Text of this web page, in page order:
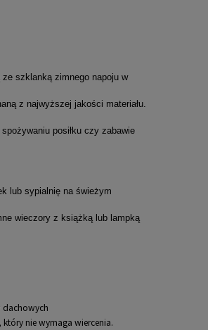
szklanką zimnego napoju w
z najwyższej jakości materiału.
posiłku czy zabawie
lub sypialnię na świeżym
wieczory z książką lub lampką
nie wymaga wiercenia.